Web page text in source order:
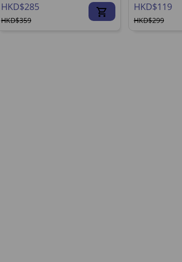
HKD$285
HKD$359
HKD$119
HKD$299